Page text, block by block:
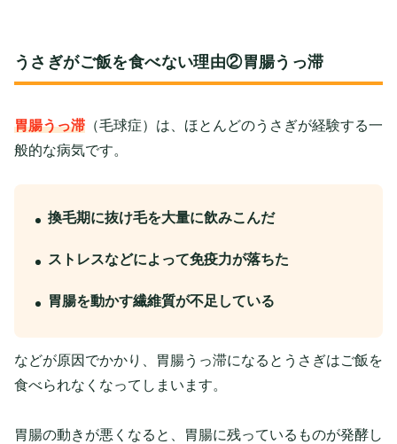
うさぎがご飯を食べない理由②胃腸うっ滞
胃腸うっ滞 （毛球症）は、ほとんどのうさぎが経験する一
般的な病気です。
換毛期に抜け毛を大量に飲みこんだ
ストレスなどによって免疫力が落ちた
胃腸を動かす繊維質が不足している
などが原因でかかり、胃腸うっ滞になるとうさぎはご飯を
食べられなくなってしまいます。
胃腸の動きが悪くなると、胃腸に残っているものが発酵し